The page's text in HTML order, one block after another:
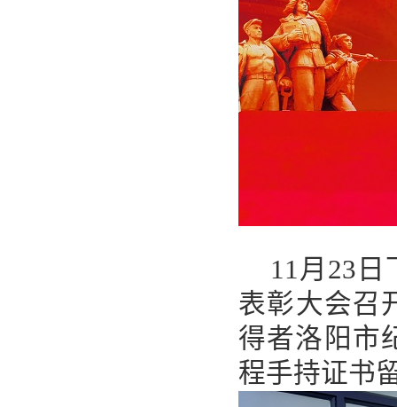
11月23
表彰大会召
得者洛阳市
程手持证书